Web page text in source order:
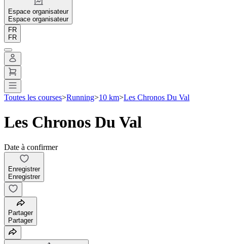
Espace organisateur
Espace organisateur
FR
FR
Toutes les courses>Running>10 km>Les Chronos Du Val
Les Chronos Du Val
Date à confirmer
Enregistrer
Enregistrer
Partager
Partager